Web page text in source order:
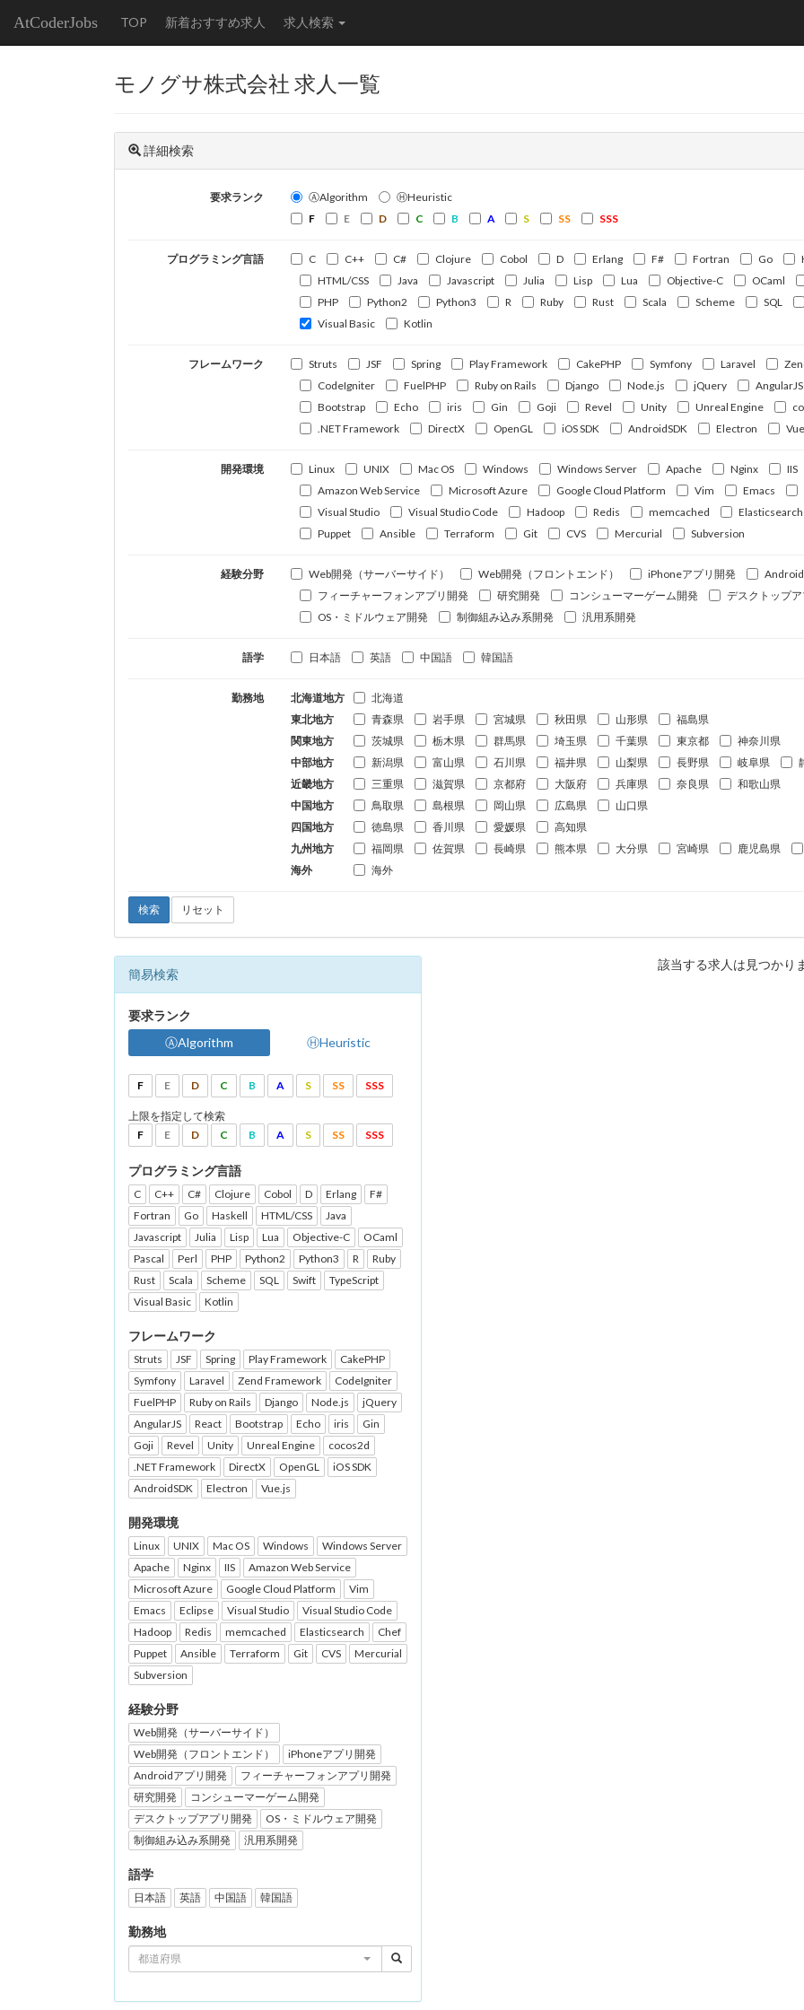
AtCoderJobs TOP 新着おすすめ求人 求人検索
モノグサ株式会社 求人一覧
詳細検索
要求ランク ⒶAlgorithm
ⒽHeuristic
F
E D C B A S SS SSS
プログラミング言語 C C++ C# Clojure Cobol D Erlang F# Fortran Go
HTML/CSS
Java Javascript Julia Lisp Lua Objective-C OCaml
PHP
Python2 Python3 R Ruby Rust Scala Scheme SQL
Visual Basic
Kotlin
フレームワーク Struts JSF Spring Play Framework CakePHP Symfony Laravel
CodeIgniter
FuelPHP Ruby on Rails Django Node.js jQuery AngularJS
Bootstrap
Echo iris Gin Goji Revel Unity Unreal Engine
.NET Framework
DirectX OpenGL iOS SDK AndroidSDK Electron
開発環境 Linux UNIX Mac OS Windows Windows Server Apache Nginx
IIS
Amazon Web Service
Microsoft Azure Google Cloud Platform Vim Emacs
Visual Studio
Visual Studio Code Hadoop Redis memcached Elasticsearch
Puppet
Ansible Terraform Git CVS Mercurial Subversion
経験分野 Web開発（サーバーサイド） Web開発（フロントエンド） iPhoneアプリ開発
フィーチャーフォンアプリ開発
研究開発 コンシューマーゲーム開発
デスクトップ
OS・ミドルウェア開発
制御組み込み系開発 汎用系開発
語学 日本語 英語 中国語 韓国語
勤務地 北海道地方
北海道
東北地方
青森県 岩手県 宮城県 秋田県 山形県
福島県
関東地方
茨城県 栃木県 群馬県 埼玉県 千葉県 東京都
神奈川県
中部地方
新潟県 富山県 石川県 福井県 山梨県 長野県 岐阜県
近畿地方
三重県 滋賀県 京都府 大阪府 兵庫県 奈良県
和歌山県
中国地方
鳥取県 島根県 岡山県 広島県
山口県
四国地方
徳島県 香川県 愛媛県
高知県
九州地方
福岡県 佐賀県 長崎県 熊本県 大分県 宮崎県 鹿児島県
海外
海外
検索 リセット
簡易検索
要求ランク
ⒶAlgorithm
ⒽHeuristic
F E D C B A S SS SSS
上限を指定して検索
F
E D C B A S SS SSS
プログラミング言語
C C++ C# Clojure Cobol D Erlang
F#
Fortran
Go Haskell HTML/CSS
Java
Javascript
Julia Lisp Lua Objective-C
OCaml
Pascal
Perl PHP Python2 Python3 R
Ruby
Rust
Scala Scheme SQL Swift
TypeScript
Visual Basic
Kotlin
フレームワーク
Struts JSF Spring Play Framework
CakePHP
Symfony
Laravel Zend Framework
CodeIgniter
FuelPHP
Ruby on Rails Django Node.js
jQuery
AngularJS
React Bootstrap Echo iris
Gin
Goji
Revel Unity Unreal Engine
cocos2d
.NET Framework
DirectX OpenGL
iOS SDK
AndroidSDK
Electron Vue.js
開発環境
Linux UNIX Mac OS Windows
Windows Server
Apache
Nginx IIS
Amazon Web Service
Microsoft Azure
Google Cloud Platform
Vim
Emacs
Eclipse Visual Studio
Visual Studio Code
Hadoop
Redis memcached Elasticsearch
Chef
Puppet
Ansible Terraform Git CVS
Mercurial
Subversion
経験分野
Web開発（サーバーサイド）
Web開発（フロントエンド）
iPhoneアプリ開発
Androidアプリ開発
フィーチャーフォンアプリ開発
研究開発
コンシューマーゲーム開発
デスクトップアプリ開発
OS・ミドルウェア開発
制御組み込み系開発
汎用系開発
語学
日本語 英語 中国語 韓国語
勤務地
都道府県
該当する求人は見つかり